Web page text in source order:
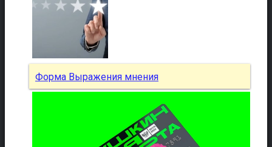
Форма Выражения мнения